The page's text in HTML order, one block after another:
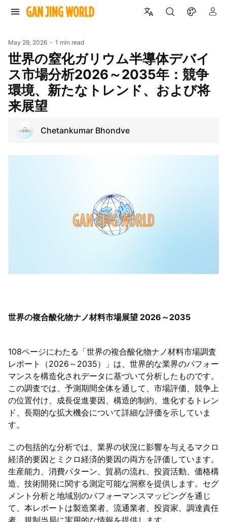
May 29, 2026 1 min read
世界の窒化ガリウム半導体デバイ
ス市場分析2026～2035年：競争
環境、新たなトレンド、および将
来展望
Chetankumar Bhondve
世界の複合酸化物ナノ材料市場展望 2026～2035
108ページにわたる「世界の複合酸化物ナノ材料市場調査
レポート（2026～2035）」は、世界的な業界のパフォー
マンスを構造化されデータに基づいて分析したものです。
この調査では、予測期間全体を通して、市場評価、競争上
の位置付け、成長促進要因、構造的制約、進化するトレン
ド、長期的な拡大機会について詳細な評価を示していま
す。
この包括的な分析では、業界の状況に影響を与えるマクロ
経済的要因とミクロ経済的要因の両方を評価しています。
生産能力、消費パターン、貿易の流れ、投資活動、価格構
造、技術開発に関する測定可能な洞察を提供します。セグ
メント分析と地域別のパフォーマンスマッピングを通じ
て、本レポートは製造業者、流通業者、投資家、調達責任
者、規制当局に実用的な情報を提供します。